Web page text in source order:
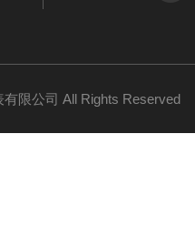
有限公司 All Rights Reserved